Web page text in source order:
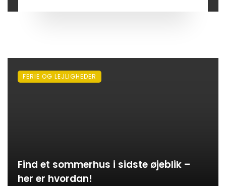
Find et sommerhus i sidste øjeblik –
her er hvordan!
FERIE OG LEJLIGHEDER